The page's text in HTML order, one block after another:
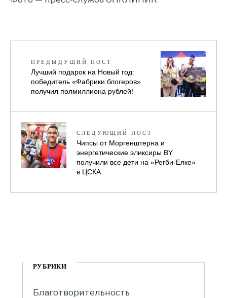
ПРЕДЫДУЩИЙ ПОСТ
Лучший подарок на Новый год:
победитель «Фабрики блогеров»
получил полмиллиона рублей!
СЛЕДУЮЩИЙ ПОСТ
Чипсы от Моргенштерна и
энергетические эликсиры BY
получили все дети на «Регби-Елке»
в ЦСКА
РУБРИКИ
Благотворительность